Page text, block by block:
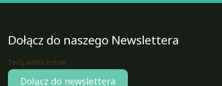
Dołącz do naszego Newslettera
Twój adres e-mail
Dołącz do newslettera